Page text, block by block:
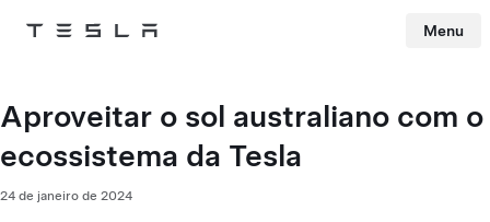
Tesla Menu
Aproveitar o sol australiano com o
ecossistema da Tesla
24 de janeiro de 2024